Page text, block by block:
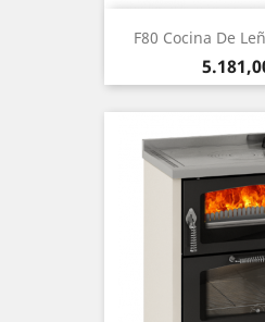
F80 Cocina De
Precio